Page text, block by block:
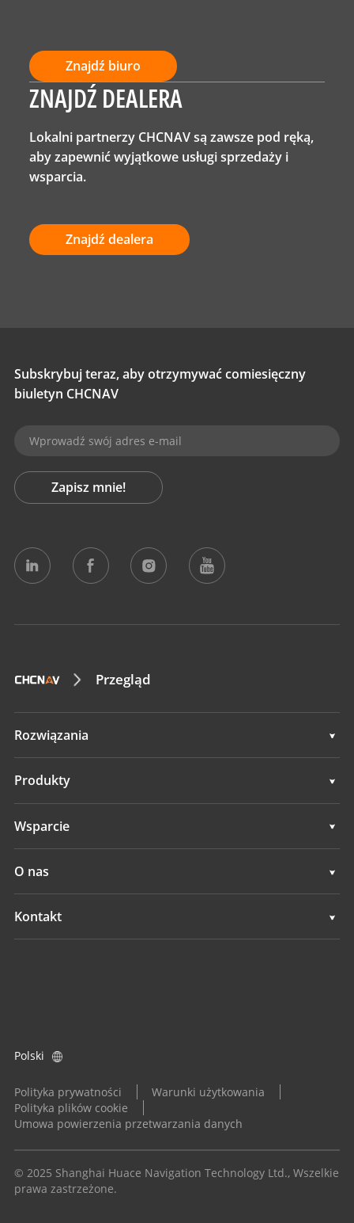
Znajdź biuro
ZNAJDŹ DEALERA
Lokalni partnerzy CHCNAV są zawsze pod ręką,
aby zapewnić wyjątkowe usługi sprzedaży i
wsparcia.
Znajdź dealera
Subskrybuj teraz, aby otrzymywać comiesięczny
biuletyn CHCNAV
Zapisz mnie!
Przegląd
Rozwiązania
Rozwiązania
Produkty
Systemy automatycznego sterowania
Systemy niwelacji terenu
Wsparcie
O nas
Przegląd
Kontakt
Polityka prywatności
Warunki użytkowania
Polityka plików cookie
Umowa powierzenia przetwarzania danych
Polski
© 2025 Shanghai Huace Navigation Technology Ltd., Wszelkie
prawa zastrzeżone.